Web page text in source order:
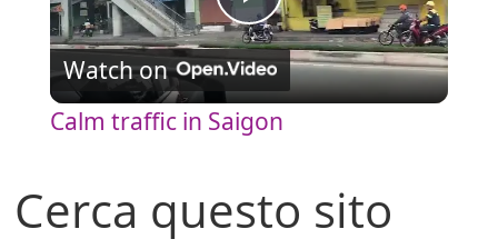
P
l
y
Watch on
Calm traffic in Saigon
Cerca questo sito